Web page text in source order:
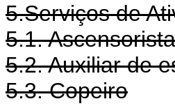
5.Serviços de
5.1. Ascensorista
5.2. Auxiliar de
5.3. Copeiro